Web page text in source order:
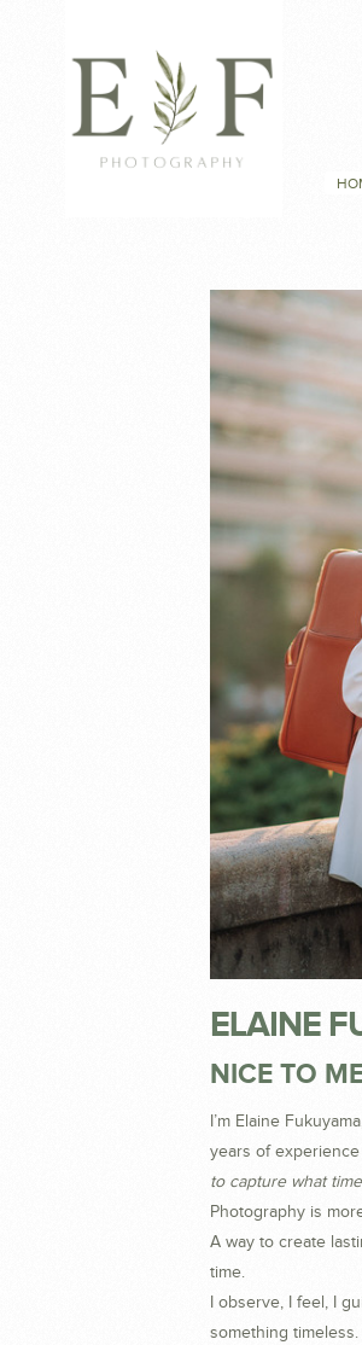
ELAINE
NICE TO
I’m Elaine
years of
to capture what
Photography is
A way to create
time.
I observe, I feel, I
something timeless.